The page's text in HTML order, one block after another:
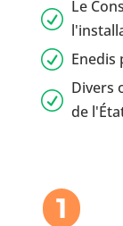
R
Le
R Enedis
R
Divers
de
1